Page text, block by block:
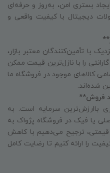
بستری امن، به‌روز و حرفه‌ای
دیجیتال با کیفیت واقعی و
با تأمین‌کنندگان معتبر بازار،
را با نازل‌ترین قیمت ممکن
کالاهای موجود در فروشگاه ما
شده‌اند.
فروش**
باارزش‌ترین سرمایه است. به
یا فیک در فروشگاه پژواک به
قیمتی، ترجیح می‌دهیم با کاهش
را ارائه کنیم تا رضایت کامل